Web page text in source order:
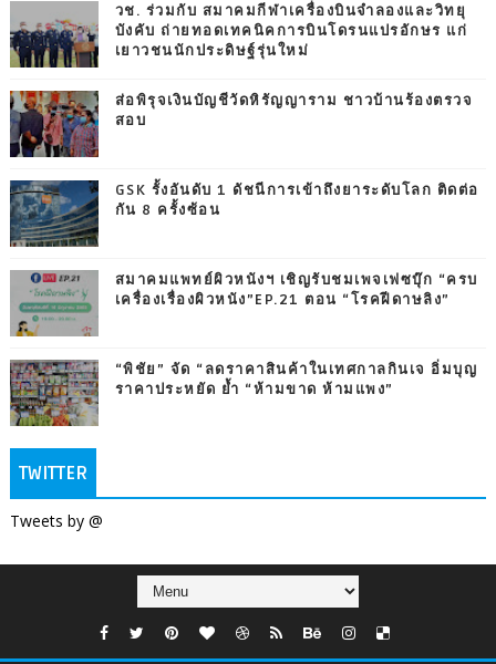
วช. ร่วมกับ สมาคมกีฬาเครื่องบินจำลองและวิทยุ
บังคับ ถ่ายทอดเทคนิคการบินโดรนแปรอักษร แก่
เยาวชนนักประดิษฐ์รุ่นใหม่
ส่อพิรุจเงินบัญชีวัดหิรัญญาราม ชาวบ้านร้องตรวจ
สอบ
GSK รั้งอันดับ 1 ดัชนีการเข้าถึงยาระดับโลก ติดต่อ
กัน 8 ครั้งซ้อน
สมาคมแพทย์ผิวหนังฯ เชิญรับชมเพจเฟซบุ๊ก “ครบ
เครื่องเรื่องผิวหนัง”EP.21 ตอน “โรคฝีดาษลิง”
“พิชัย” จัด “ลดราคาสินค้าในเทศกาลกินเจ อิ่มบุญ
ราคาประหยัด ย้ำ “ห้ามขาด ห้ามแพง”
TWITTER
Tweets by @